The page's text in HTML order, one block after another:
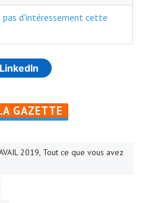
SCALIAN
Linkedin
pas d'intéressement cette
GAZETTE
2019, Tout ce que vous avez